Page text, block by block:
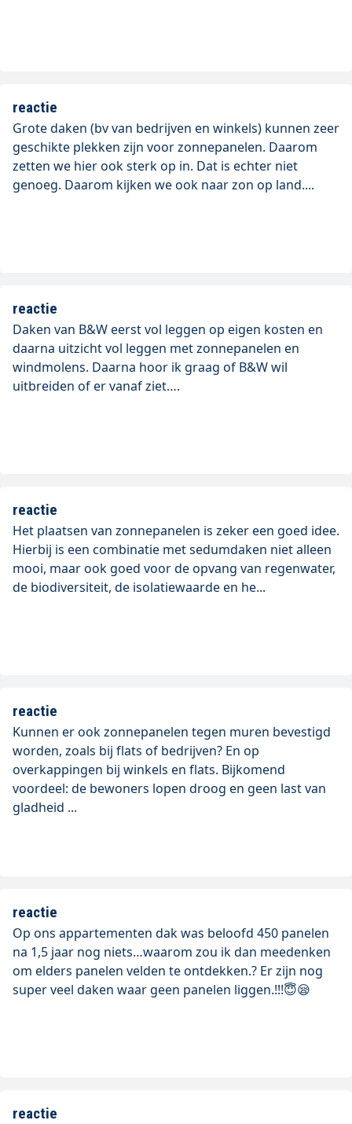
reactie
Grote daken (bv van bedrijven en winkels) kunnen zeer
geschikte plekken zijn voor zonnepanelen. Daarom
zetten we hier ook sterk op in. Dat is echter niet
genoeg. Daarom kijken we ook naar zon op land....
reactie
Daken van B&W eerst vol leggen op eigen kosten en
daarna uitzicht vol leggen met zonnepanelen en
windmolens. Daarna hoor ik graag of B&W wil
uitbreiden of er vanaf ziet….
reactie
Het plaatsen van zonnepanelen is zeker een goed idee.
Hierbij is een combinatie met sedumdaken niet alleen
mooi, maar ook goed voor de opvang van regenwater,
de biodiversiteit, de isolatiewaarde en he...
reactie
Kunnen er ook zonnepanelen tegen muren bevestigd
worden, zoals bij flats of bedrijven? En op
overkappingen bij winkels en flats. Bijkomend
voordeel: de bewoners lopen droog en geen last van
gladheid ...
reactie
Op ons appartementen dak was beloofd 450 panelen
na 1,5 jaar nog niets…waarom zou ik dan meedenken
om elders panelen velden te ontdekken.? Er zijn nog
super veel daken waar geen panelen liggen.!!!😇😪
reactie